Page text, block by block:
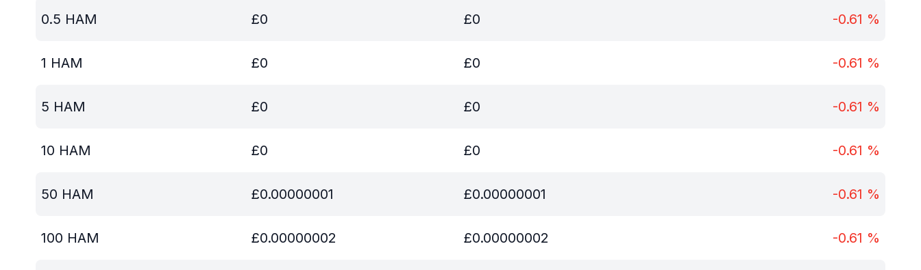
0.5 HAM £0 £0 -0.61 %
1 HAM £0 £0 -0.61 %
5 HAM £0 £0 -0.61 %
10 HAM £0 £0 -0.61 %
50 HAM £0.00000001 £0.00000001 -0.61 %
100 HAM £0.00000002 £0.00000002 -0.61 %